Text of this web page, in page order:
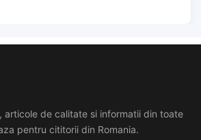
articole de calitate si informatii din toate
pentru cititorii din Romania.